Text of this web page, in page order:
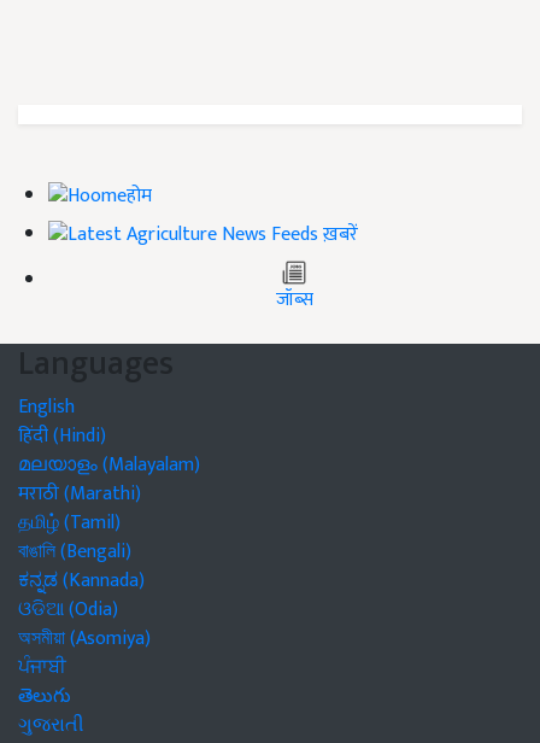
होम
ख़बरें
जॉब्स
Languages
English
हिंदी (Hindi)
മലയാളം (Malayalam)
मराठी (Marathi)
தமிழ் (Tamil)
বাঙালি (Bengali)
ಕನ್ನಡ (Kannada)
ଓଡିଆ (Odia)
অসমীয়া (Asomiya)
ਪੰਜਾਬੀ
తెలుగు
ગુજરાતી